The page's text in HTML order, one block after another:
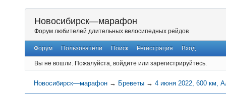
Новосибирск—марафон
Форум любителей длительных велосипедных рейдов
Форум Пользователи Поиск Регистрация Вход
Вы не вошли. Пожалуйста, войдите или зарегистрируйтесь.
Новосибирск—марафон → Бреветы →4 июня 2022, 600 км,